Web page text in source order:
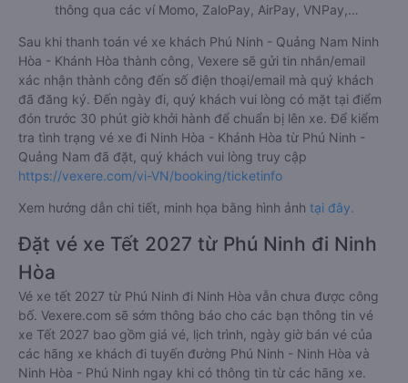
thông qua các ví Momo, ZaloPay, AirPay, VNPay,…
Sau khi thanh toán vé xe khách Phú Ninh - Quảng Nam Ninh
Hòa - Khánh Hòa thành công, Vexere sẽ gửi tin nhắn/email
xác nhận thành công đến số điện thoại/email mà quý khách
đã đăng ký. Đến ngày đi, quý khách vui lòng có mặt tại điểm
đón trước 30 phút giờ khởi hành để chuẩn bị lên xe. Để kiểm
tra tình trạng vé xe đi Ninh Hòa - Khánh Hòa từ Phú Ninh -
Quảng Nam đã đặt, quý khách vui lòng truy cập
https://vexere.com/vi-VN/booking/ticketinfo
Xem hướng dẫn chi tiết, minh họa bằng hình ảnh tại đây.
Đặt vé xe Tết 2027 từ Phú Ninh đi Ninh
Hòa
Vé xe tết 2027 từ Phú Ninh đi Ninh Hòa vẫn chưa được công
bố. Vexere.com sẽ sớm thông báo cho các bạn thông tin vé
xe Tết 2027 bao gồm giá vé, lịch trình, ngày giờ bán vé của
các hãng xe khách đi tuyến đường Phú Ninh - Ninh Hòa và
Ninh Hòa - Phú Ninh ngay khi có thông tin từ các hãng xe.